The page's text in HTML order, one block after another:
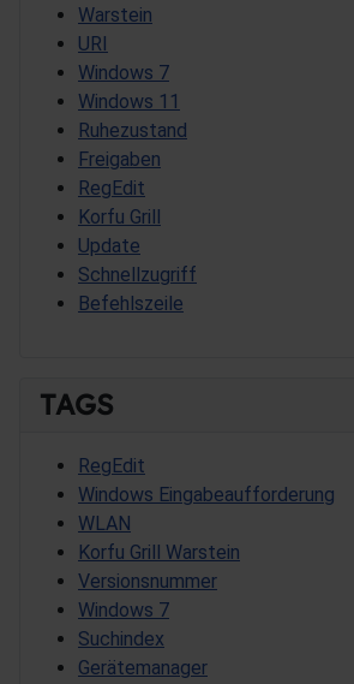
Warstein
URI
Windows 7
Windows 11
Ruhezustand
Freigaben
RegEdit
Korfu Grill
Update
Schnellzugriff
Befehlszeile
TAGS
RegEdit
Windows Eingabeaufforderung
WLAN
Korfu Grill Warstein
Versionsnummer
Windows 7
Suchindex
Gerätemanager